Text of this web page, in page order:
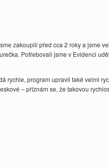
zakoupili před cca 2 roky a jsme
Potřebovali jsme v Evidenci
rychle, program upravil také velmi
– příznám se, že takovou